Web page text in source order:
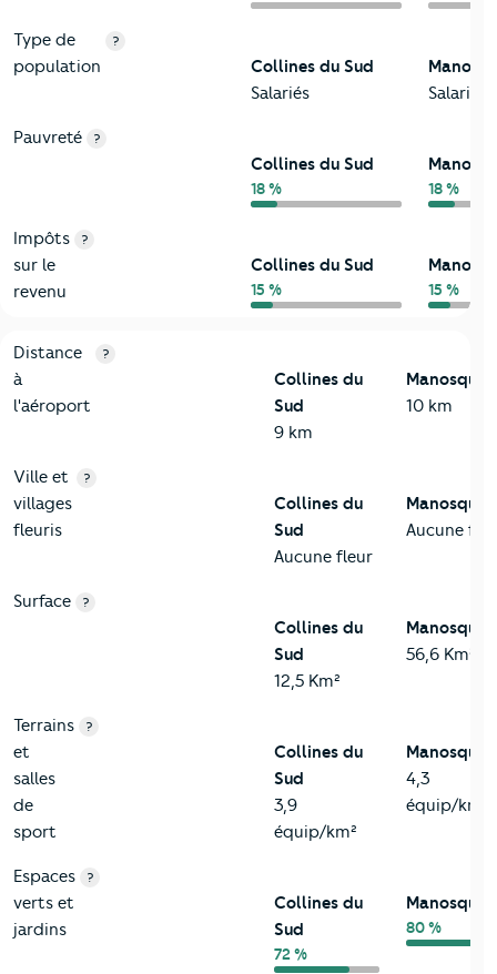
Type de
population
?
Collines du Sud
Salariés
Salariés
Pauvreté ?
Collines du Sud
18 % 18 %
Impôts
sur le
revenu
?
Collines du Sud
15 % 15 %
3-Environnement
Critères Collines du Sud
Distance
à
l'aéroport
?
Collines du
Sud
9 km
Manosque
10 km
Ville et
villages
fleuris
?
Collines du
Sud
Aucune fleur
Manosque
Aucune
Surface ?
Collines du
Sud
12,5 Km²
Manosque
56,6 Km²
Terrains
et
salles
de
sport
?
Collines du
Sud
3,9
équip/km²
Manosque
4,3
équip/km²
Espaces
verts et
jardins
?
Collines du
Sud
72 %
Manosque
80 %